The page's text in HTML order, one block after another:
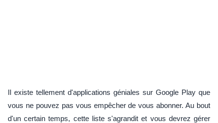
Il existe tellement d'applications géniales sur Google Play que
vous ne pouvez pas vous empêcher de vous abonner. Au bout
d'un certain temps, cette liste s'agrandit et vous devrez gérer